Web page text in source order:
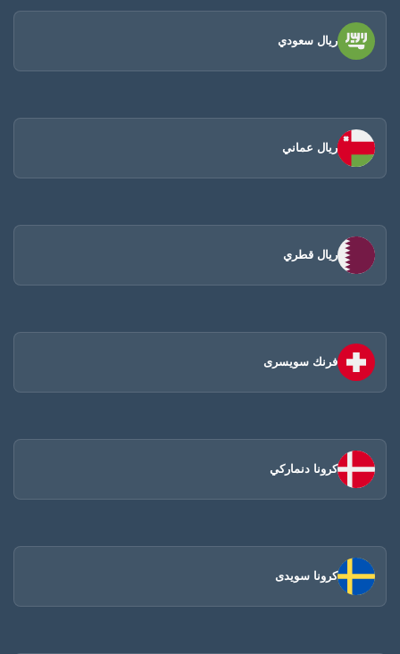
ريال سعودي
ريال عماني
ريال قطري
فرنك سويسرى
كرونا دنماركي
كرونا سويدى